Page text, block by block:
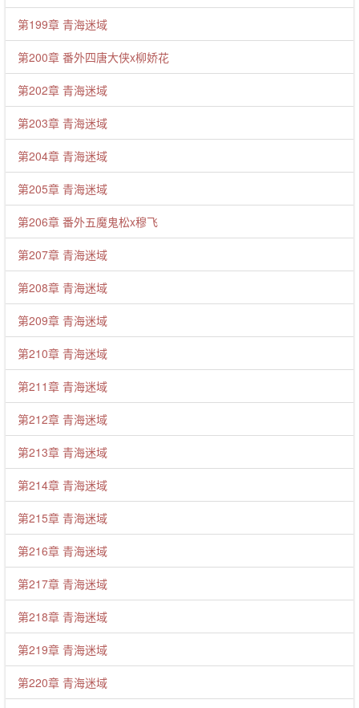
第199章 青海迷域
第200章 番外四唐大侠x柳娇花
第202章 青海迷域
第203章 青海迷域
第204章 青海迷域
第205章 青海迷域
第206章 番外五魔鬼松x穆飞
第207章 青海迷域
第208章 青海迷域
第209章 青海迷域
第210章 青海迷域
第211章 青海迷域
第212章 青海迷域
第213章 青海迷域
第214章 青海迷域
第215章 青海迷域
第216章 青海迷域
第217章 青海迷域
第218章 青海迷域
第219章 青海迷域
第220章 青海迷域